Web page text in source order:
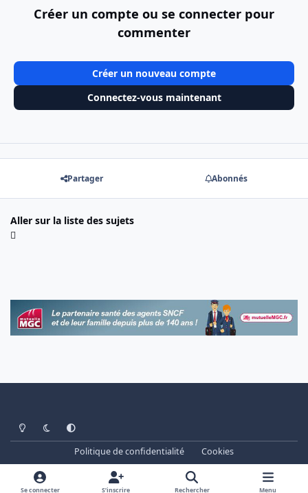
Créer un compte ou se connecter pour
commenter
Créer un nouveau compte
Connectez-vous maintenant
Partager Abonnés
Aller sur la liste des sujets
Light ModeDark ModeSystem Preference
Politique de confidentialité
Cookies
www.cheminots.net - Forum Libre depuis 2003
Powered by
Invision Community
Se connecter S’inscrire Rechercher Menu